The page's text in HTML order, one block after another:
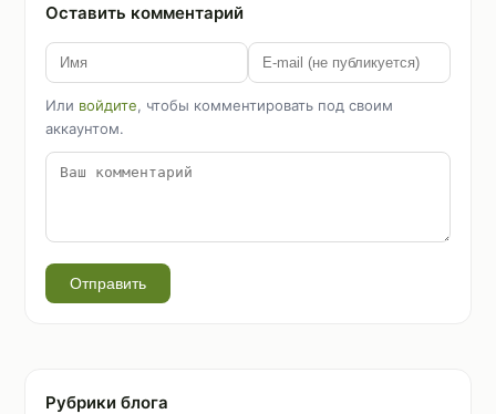
Оставить комментарий
Или войдите, чтобы комментировать под своим
аккаунтом.
Отправить
Рубрики блога